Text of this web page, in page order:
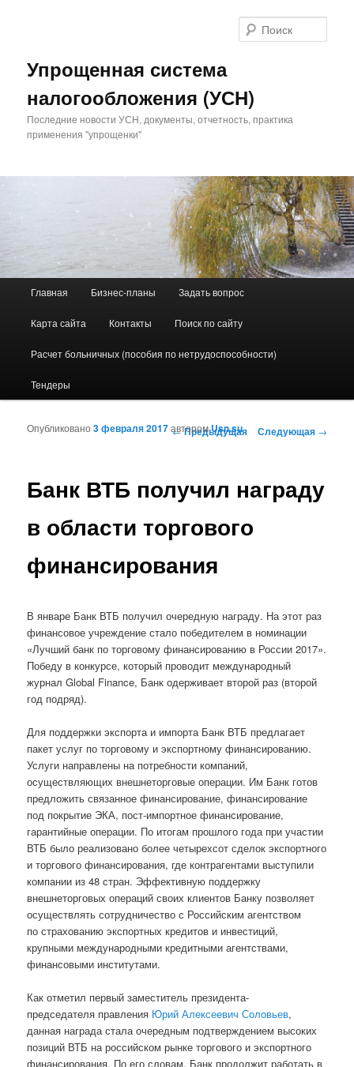
Упрощенная система
налогообложения (УСН)
Последние новости УСН, документы, отчетность, практика
применения "упрощенки"
Перейти к основному содержимому
Перейти к дополнительному содержимому
Главная Бизнес-планы Задать вопрос
Карта сайта Контакты Поиск по сайту
Расчет больничных (пособия по нетрудоспособности)
Тендеры
Навигация по записям
←Предыдущая Следующая →
Банк ВТБ получил награду
в области торгового
финансирования
Опубликовано3 февраля 2017авторомUsn.su
В январе Банк ВТБ получил очередную награду. На этот раз
финансовое учреждение стало победителем в номинации
«Лучший банк по торговому финансированию в России 2017».
Победу в конкурсе, который проводит международный
журнал Global Finance, Банк одерживает второй раз (второй
год подряд).
Для поддержки экспорта и импорта Банк ВТБ предлагает
пакет услуг по торговому и экспортному финансированию.
Услуги направлены на потребности компаний,
осуществляющих внешнеторговые операции. Им Банк готов
предложить связанное финансирование, финансирование
под покрытие ЭКА, пост-импортное финансирование,
гарантийные операции. По итогам прошлого года при участии
ВТБ было реализовано более четырехсот сделок экспортного
и торгового финансирования, где контрагентами выступили
компании из 48 стран. Эффективную поддержку
внешнеторговых операций своих клиентов Банку позволяет
осуществлять сотрудничество с Российским агентством
по страхованию экспортных кредитов и инвестиций,
крупными международными кредитными агентствами,
финансовыми институтами.
Как отметил первый заместитель президента-
председателя правления Юрий Алексеевич Соловьев,
данная награда стала очередным подтверждением высоких
позиций ВТБ на российском рынке торгового и экспортного
финансирования. По его словам, Банк продолжит работать в